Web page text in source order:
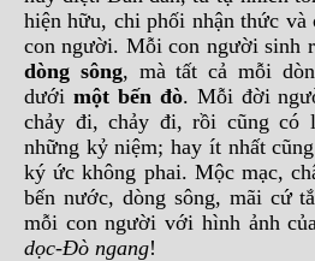
hiện hữu, chi phối nhận thức
con người. Mỗi con người sinh
dòng sông, mà tất cả mỗi
dưới một bến đò. Mỗi đời
chảy đi, chảy đi, rồi cũng có
những kỷ niệm; hay ít nhất
ký ức không phai. Mộc mạc,
bến nước, dòng sông, mãi cứ
mỗi con người với hình ảnh
dọc-Đò ngang!